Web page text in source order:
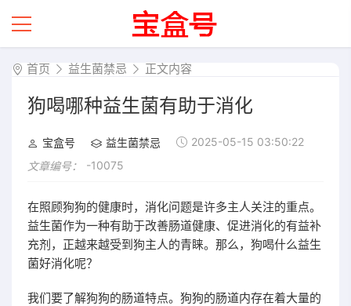
首页 益生菌禁忌 正文内容
狗喝哪种益生菌有助于消化
宝盒号 益生菌禁忌
2025-05-15 03:50:22
文章编号：
-10075
在照顾狗狗的健康时，消化问题是许多主人关注的重点。
益生菌作为一种有助于改善肠道健康、促进消化的有益补
充剂，正越来越受到狗主人的青睐。那么，狗喝什么益生
菌好消化呢？
我们要了解狗狗的肠道特点。狗狗的肠道内存在着大量的